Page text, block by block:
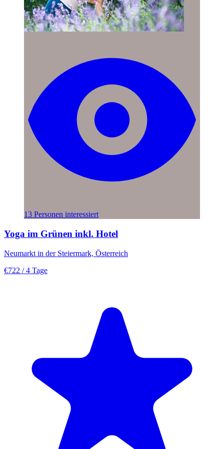
13 Personen interessiert
Yoga im Grünen inkl. Hotel
Neumarkt in der Steiermark, Österreich
€722 / 4 Tage